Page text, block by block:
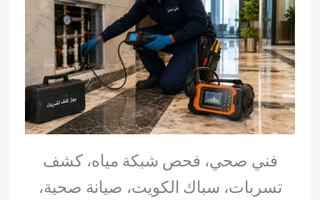
فني صحي، فحص شبكة مياه، كشف
تسربات، سباك الكويت، صيانة صحية،